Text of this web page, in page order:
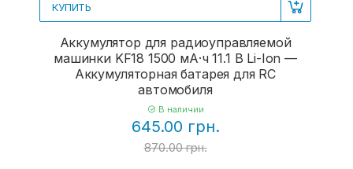
КУПИТЬ
Аккумулятор для радиоуправляемой
машинки KF18 1500 мА·ч 11.1 В Li-Ion —
Аккумуляторная батарея для RC
автомобиля
В наличии
645.00 грн.
870.00 грн.